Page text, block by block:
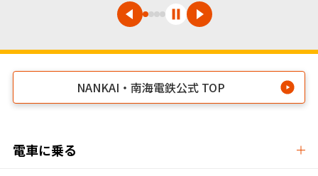
NANKAI・南海電鉄公式 TOP
電車に乗る